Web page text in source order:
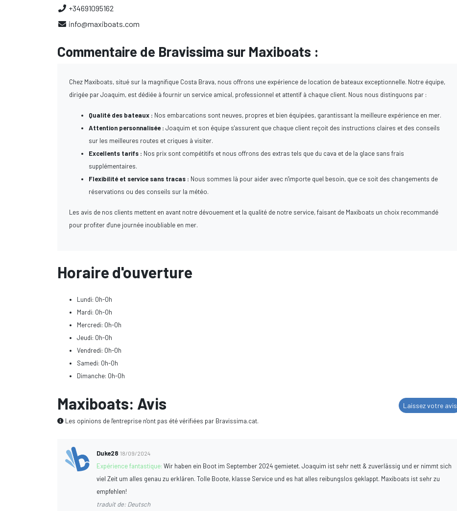
+34691095162
info@maxiboats.com
Commentaire de Bravissima sur Maxiboats :
Chez Maxiboats, situé sur la magnifique Costa Brava, nous offrons une expérience de location de bateaux exceptionnelle. Notre équipe,
dirigée par Joaquim, est dédiée à fournir un service amical, professionnel et attentif à chaque client. Nous nous distinguons par :
Qualité des bateaux : Nos embarcations sont neuves, propres et bien équipées, garantissant la meilleure expérience en mer.
Attention personnalisée : Joaquim et son équipe s'assurent que chaque client reçoit des instructions claires et des conseils
sur les meilleures routes et criques à visiter.
Excellents tarifs : Nos prix sont compétitifs et nous offrons des extras tels que du cava et de la glace sans frais
supplémentaires.
Flexibilité et service sans tracas : Nous sommes là pour aider avec n'importe quel besoin, que ce soit des changements de
réservations ou des conseils sur la météo.
Les avis de nos clients mettent en avant notre dévouement et la qualité de notre service, faisant de Maxiboats un choix recommandé
pour profiter d'une journée inoubliable en mer.
Horaire d'ouverture
Lundi: 0h-0h
Mardi: 0h-0h
Mercredi: 0h-0h
Jeudi: 0h-0h
Vendredi: 0h-0h
Samedi: 0h-0h
Dimanche: 0h-0h
Maxiboats: Avis
Les opinions de l'entreprise n'ont pas été vérifiées par Bravissima.cat.
Laissez votre avis
Duke28 18/09/2024
Expérience fantastique:Wir haben ein Boot im September 2024 gemietet. Joaquim ist sehr nett & zuverlässig und er nimmt sich
viel Zeit um alles genau zu erklären. Tolle Boote, klasse Service und es hat alles reibungslos geklappt. Maxiboats ist sehr zu
empfehlen!
traduit de: Deutsch